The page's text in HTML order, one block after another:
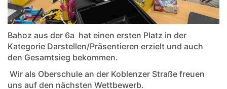
Bahoz aus der 6a hat einen ersten Platz in der
Kategorie Darstellen/Präsentieren erzielt und auch
den Gesamtsieg bekommen.
Wir als Oberschule an der Koblenzer Straße freuen
uns auf den nächsten Wettbewerb.